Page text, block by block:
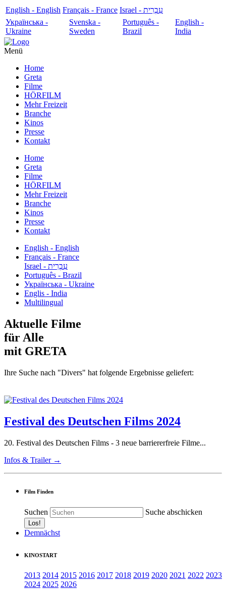
English - English Français - France
עִבְרִית - Israel
Українська -
Ukraine
Svenska -
Sweden
Português -
Brazil
English -
India
Menü
Home
Greta
Filme
HÖRFILM
Mehr Freizeit
Branche
Kinos
Presse
Kontakt
Home
Greta
Filme
HÖRFILM
Mehr Freizeit
Branche
Kinos
Presse
Kontakt
English - English
Français - France
עִבְרִית - Israel
Português - Brazil
Українська - Ukraine
Englis - India
Multilingual
Aktuelle Filme
für Alle
mit GRETA
Ihre Suche nach "Divers" hat folgende Ergebnisse geliefert:
Festival des Deutschen Films 2024
20. Festival des Deutschen Films - 3 neue barriererfreie Filme...
Infos & Trailer →
Film Finden
Suchen Suche abschicken
Demnächst
KINOSTART
2013 2014 2015 2016 2017 2018 2019 2020 2021 2022 2023
2024 2025 2026